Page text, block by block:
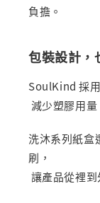
負擔。
包裝設計，
SoulKind 採
減少塑膠用
洗沐系列紙盒
刷，
讓產品從裡